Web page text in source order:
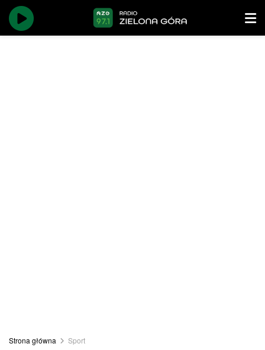
Strona główna Sport